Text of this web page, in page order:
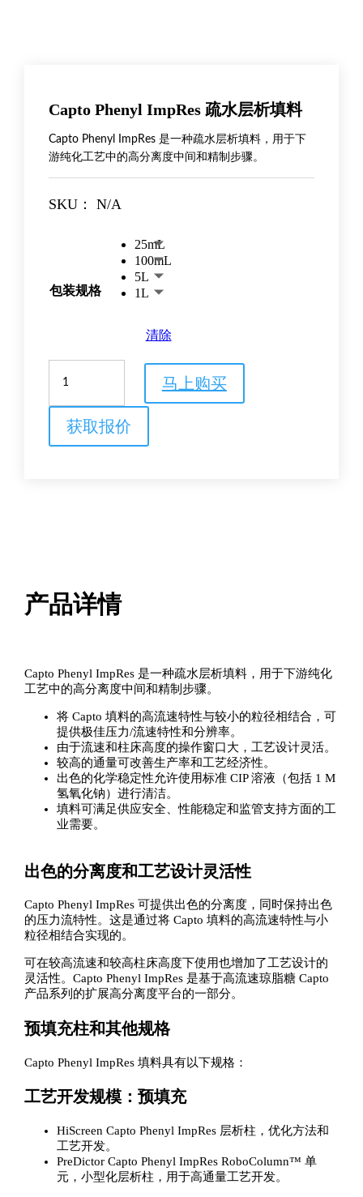
Capto Phenyl ImpRes 疏水层析填料
Capto Phenyl ImpRes 是一种疏水层析填料，用于下
游纯化工艺中的高分离度中间和精制步骤。
SKU： N/A
包装规格
25mL
100mL
5L
1L
清除
Phenyl
层
马上购买
获取报价
产品详情
Capto Phenyl ImpRes 是一种疏水层析填料，用于下游纯化
工艺中的高分离度中间和精制步骤。
将 Capto 填料的高流速特性与较小的粒径相结合，可
提供极佳压力/流速特性和分辨率。
由于流速和柱床高度的操作窗口大，工艺设计灵活。
较高的通量可改善生产率和工艺经济性。
出色的化学稳定性允许使用标准 CIP 溶液（包括 1 M
氢氧化钠）进行清洁。
填料可满足供应安全、性能稳定和监管支持方面的工
业需要。
出色的分离度和工艺设计灵活性
Capto Phenyl ImpRes 可提供出色的分离度，同时保持出色
的压力流特性。这是通过将 Capto 填料的高流速特性与小
粒径相结合实现的。
可在较高流速和较高柱床高度下使用也增加了工艺设计的
灵活性。Capto Phenyl ImpRes 是基于高流速琼脂糖 Capto
产品系列的扩展高分离度平台的一部分。
预填充柱和其他规格
Capto Phenyl ImpRes 填料具有以下规格：
工艺开发规模：预填充
HiScreen Capto Phenyl ImpRes 层析柱，优化方法和
工艺开发。
PreDictor Capto Phenyl ImpRes RoboColumn™ 单
元，小型化层析柱，用于高通量工艺开发。